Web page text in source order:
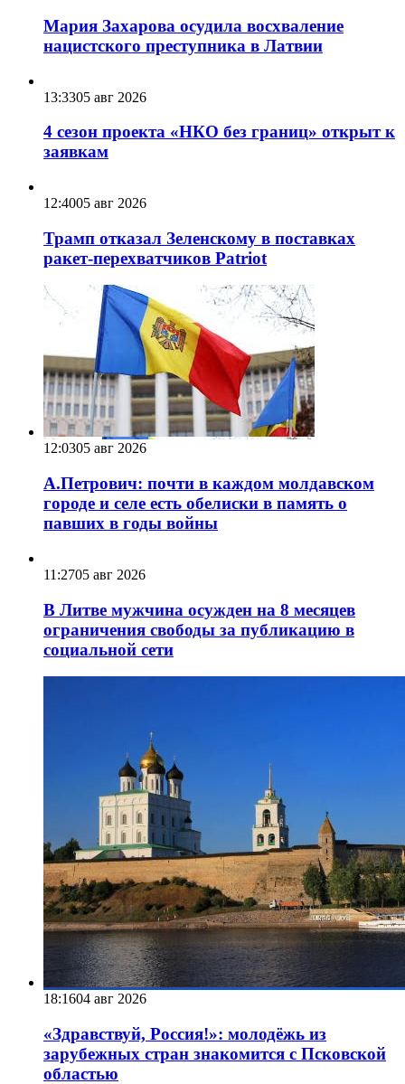
Мария Захарова осудила восхваление
нацистского преступника в Латвии
13:3305 авг 2026
4 сезон проекта «НКО без границ» открыт к
заявкам
12:4005 авг 2026
Трамп отказал Зеленскому в поставках
ракет-перехватчиков Patriot
12:0305 авг 2026
А.Петрович: почти в каждом молдавском
городе и селе есть обелиски в память о
павших в годы войны
11:2705 авг 2026
В Литве мужчина осужден на 8 месяцев
ограничения свободы за публикацию в
социальной сети
18:1604 авг 2026
«Здравствуй, Россия!»: молодёжь из
зарубежных стран знакомится с Псковской
областью